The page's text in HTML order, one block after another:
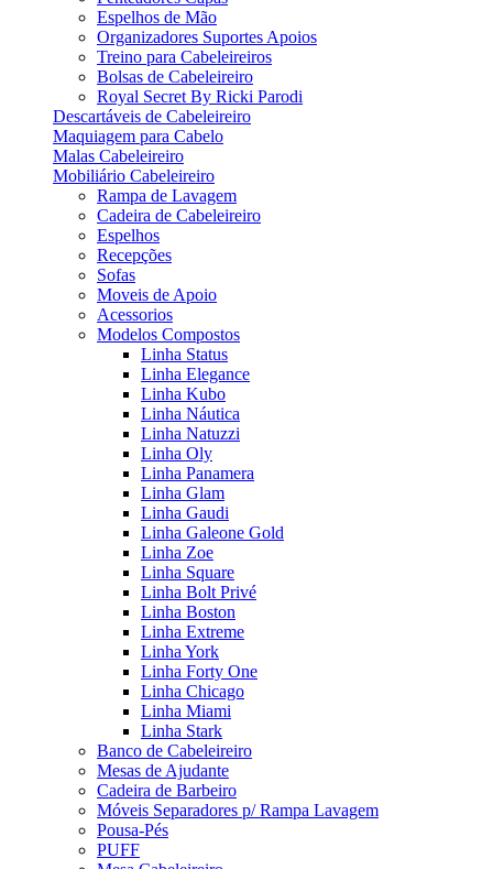
Espelhos de Mão
Organizadores Suportes Apoios
Treino para Cabeleireiros
Bolsas de Cabeleireiro
Royal Secret By Ricki Parodi
Descartáveis de Cabeleireiro
Maquiagem para Cabelo
Malas Cabeleireiro
Mobiliário Cabeleireiro
Rampa de Lavagem
Cadeira de Cabeleireiro
Espelhos
Recepções
Sofas
Moveis de Apoio
Acessorios
Modelos Compostos
Linha Status
Linha Elegance
Linha Kubo
Linha Náutica
Linha Natuzzi
Linha Oly
Linha Panamera
Linha Glam
Linha Gaudi
Linha Galeone Gold
Linha Zoe
Linha Square
Linha Bolt Privé
Linha Boston
Linha Extreme
Linha York
Linha Forty One
Linha Chicago
Linha Miami
Linha Stark
Banco de Cabeleireiro
Mesas de Ajudante
Cadeira de Barbeiro
Móveis Separadores p/ Rampa Lavagem
Pousa-Pés
PUFF